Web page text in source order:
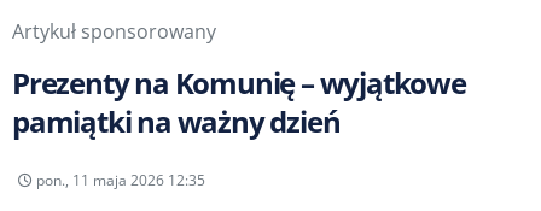
Artykuł sponsorowany
Prezenty na Komunię – wyjątkowe
pamiątki na ważny dzień
pon., 11 maja 2026 12:35